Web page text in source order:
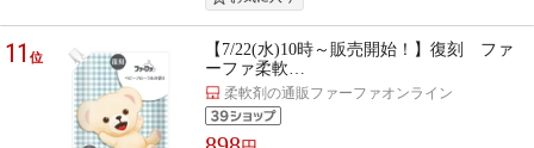
11位
【7/22(水)10時～販売開始！】復刻 ファ
ーファ柔軟…
柔軟剤の通販ファーファオンライン